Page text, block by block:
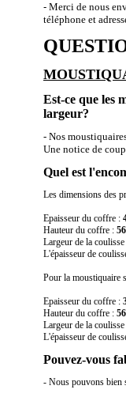
- Merci de nous
téléphone et
Est-ce que les
largeur?
- Nos
Une notice de
Quel est
Les dimensions des
Epaisseur du coffre :
Hauteur du coffre :
Largeur de la
L'épaisseur de
Pour la moustiquaire
Epaisseur du coffre :
Hauteur du coffre :
Largeur de la
L'épaisseur de
Pouvez-vous
- Nous pouvons bien